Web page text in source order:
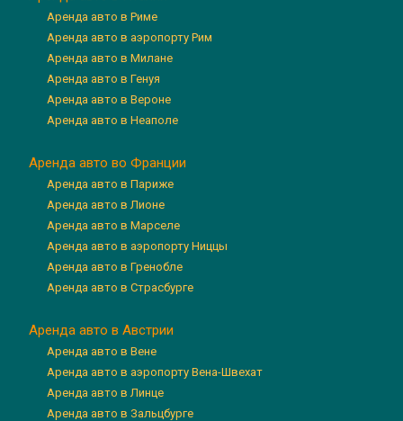
Аренда авто в Риме
Аренда авто в аэропорту Рим
Аренда авто в Милане
Аренда авто в Генуя
Аренда авто в Вероне
Аренда авто в Неаполе
Аренда авто во Франции
Аренда авто в Париже
Аренда авто в Лионе
Аренда авто в Марселе
Аренда авто в аэропорту Ниццы
Аренда авто в Гренобле
Аренда авто в Страсбурге
Аренда авто в Австрии
Аренда авто в Вене
Аренда авто в аэропорту Вена-Швехат
Аренда авто в Линце
Аренда авто в Зальцбурге